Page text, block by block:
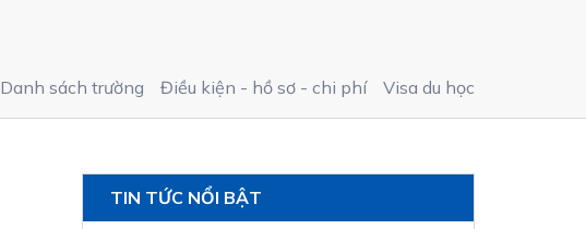
Danh sách trường Điều kiện - hồ sơ - chi phí Visa du học
TIN TỨC NỔI BẬT